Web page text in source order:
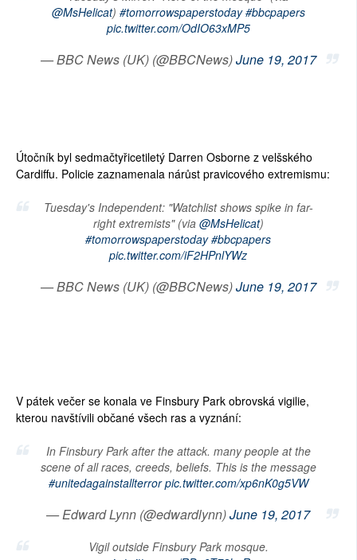
@MsHelicat) #tomorrowspaperstoday #bbcpapers
pic.twitter.com/OdIO63xMP5
— BBC News (UK) (@BBCNews)June 19, 2017
Útočník byl sedmačtyřicetiletý Darren Osborne z velšského
Cardiffu. Policie zaznamenala nárůst pravicového extremismu:
Tuesday's Independent: "Watchlist shows spike in far-
right extremists" (via @MsHelicat)
#tomorrowspaperstoday #bbcpapers
pic.twitter.com/iF2HPnlYWz
— BBC News (UK) (@BBCNews)June 19, 2017
V pátek večer se konala ve Finsbury Park obrovská vigilie,
kterou navštívili občané všech ras a vyznání:
In Finsbury Park after the attack. many people at the
scene of all races, creeds, beliefs. This is the message
#unitedagainstallterror pic.twitter.com/xp6nK0g5VW
— Edward Lynn (@edwardlynn)June 19, 2017
Vigil outside Finsbury Park mosque.